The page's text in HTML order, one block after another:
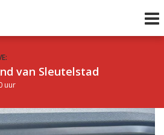
van Sleutelstad
uur